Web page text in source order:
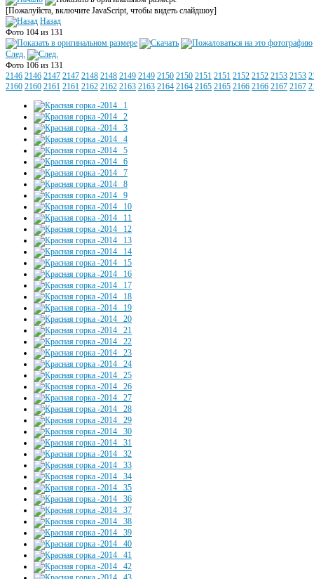
[Пожалуйста, включите JavaScript, чтобы видеть слайдшоу]
Назад
Фото 104 из 131
След.
Фото 106 из 131
2146 2146 2147 2147 2148 2148 2149 2149 2150 2150 2151 2151 2152 2152 2153 2153
2160 2160 2161 2161 2162 2162 2163 2163 2164 2164 2165 2165 2166 2166 2167 2167